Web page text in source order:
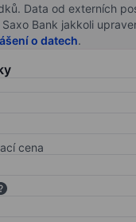
Data od externích
Bank jakkoli
o datech.
cena